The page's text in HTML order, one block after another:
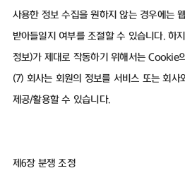
사용한 정보 수집을 원하지 않는 경우에는
받아들일지 여부를 조절할 수 있습니다. 하
정보)가 제대로 작동하기 위해서는 Cookie
(7) 회사는 회원의 정보를 서비스 또는 회사
제공/활용할 수 있습니다.
제6장 분쟁 조정